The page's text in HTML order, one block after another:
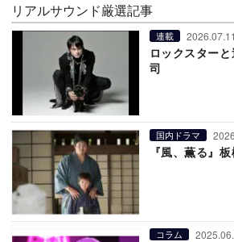
リアルサウンド厳選記事
連載 2026.07.11
ロックスター
司
国内ドラマ
『風、薫る』
コラム